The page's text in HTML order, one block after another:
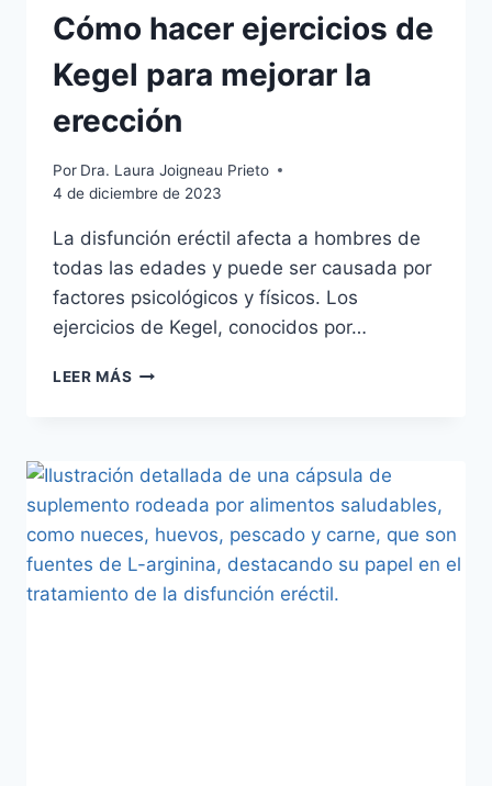
Cómo hacer ejercicios de
Kegel para mejorar la
erección
Por Dra. Laura Joigneau Prieto
4 de diciembre de 2023
La disfunción eréctil afecta a hombres de
todas las edades y puede ser causada por
factores psicológicos y físicos. Los
ejercicios de Kegel, conocidos por…
LEER MÁS